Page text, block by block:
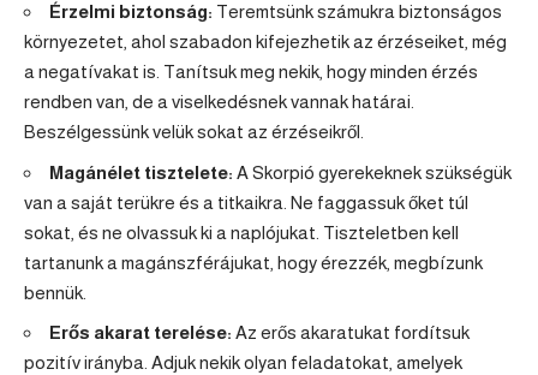
Érzelmi biztonság: Teremtsünk számukra biztonságos
környezetet, ahol szabadon kifejezhetik az érzéseiket, még
a negatívakat is. Tanítsuk meg nekik, hogy minden érzés
rendben van, de a viselkedésnek vannak határai.
Beszélgessünk velük sokat az érzéseikről.
Magánélet tisztelete: A Skorpió gyerekeknek szükségük
van a saját terükre és a titkaikra. Ne faggassuk őket túl
sokat, és ne olvassuk ki a naplójukat. Tiszteletben kell
tartanunk a magánszférájukat, hogy érezzék, megbízunk
bennük.
Erős akarat terelése: Az erős akaratukat fordítsuk
pozitív irányba. Adjuk nekik olyan feladatokat, amelyek